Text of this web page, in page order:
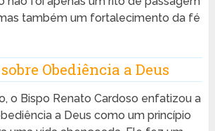
também um fortalecimento da fé
Obediência a Deus
o Bispo Renato Cardoso enfatizou a
a Deus como um princípio